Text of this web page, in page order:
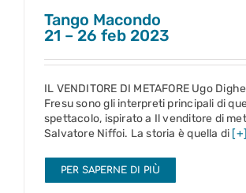
Tango Macondo
21 – 26 feb 2023
IL VENDITORE DI METAFORE Ugo
Fresu sono gli interpreti principali di
spettacolo, ispirato a Il venditore di
Salvatore Niffoi. La storia è quella di [+]
PER SAPERNE DI PIÙ